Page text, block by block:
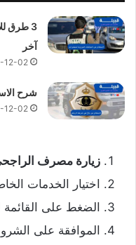
3 طرق
آخر
12-02
شرح
12-02
زيارة مصرف
اختيار الخدمات
الضغط على
الموافقة على